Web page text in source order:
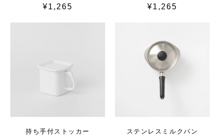
¥1,265 ¥1,265
持ち手付ストッカー
ステンレスミルクパン